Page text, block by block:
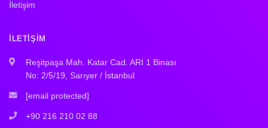
İletişim
İLETIŞIM
Reşitpaşa Mah. Katar Cad. ARI 1 Binası
No: 2/5/19, Sarıyer / İstanbul
[email protected]
+90 216 210 02 88